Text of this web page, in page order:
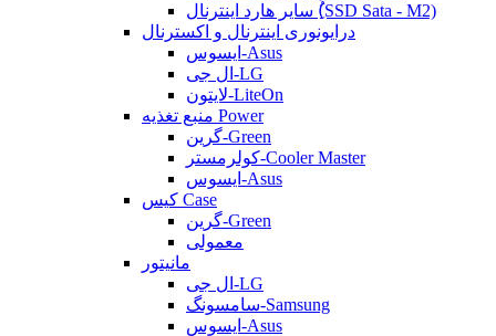
سایر هارد اینترنال (ُُُِSSD Sata - M2)
درایونوری اینترنال و اکسترنال
ایسوس-Asus
ال جی-LG
لایتون-LiteOn
منبع تغذیه Power
گرین-Green
کولرمستر-Cooler Master
ایسوس-Asus
کیس Case
گرین-Green
معمولی
مانیتور
ال جی-LG
سامسونگ-Samsung
ایسوس-Asus